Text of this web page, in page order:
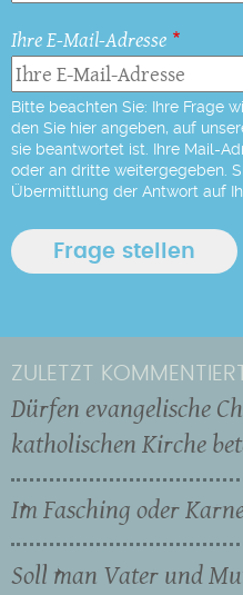
Ihre E-Mail-Adresse
Bitte beachten Sie: Ihre Frage
den Sie hier angeben, auf
sie beantwortet ist. Ihre Mail-
oder an dritte weitergegeben.
Übermittlung der Antwort auf
ZULETZT KOMMENTIERT
Dürfen evangelische
katholischen Kirche
Im Fasching oder
Soll man Vater und